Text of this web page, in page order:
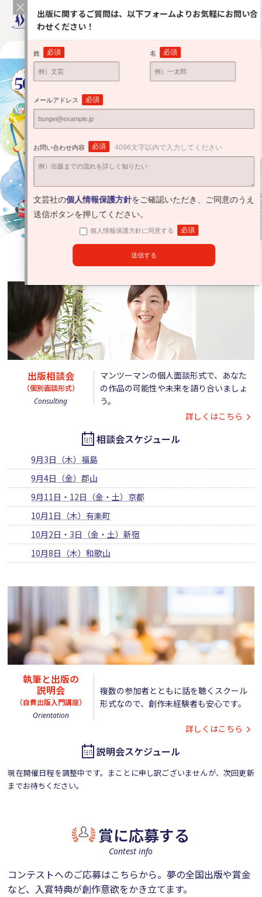
出版相談会
（個別面談形式）
Consulting
マンツーマンの個人面談形式で、あなた
の作品の可能性や未来を語り合いましょ
う。
詳しくはこちら
相談会スケジュール
9月3日（木）福島
9月4日（金）郡山
9月11日・12日（金・土）京都
10月1日（木）有楽町
10月2日・3日（金・土）新宿
10月8日（木）和歌山
執筆と出版の
説明会
（自費出版入門講座）
Orientation
複数の参加者とともに話を聴くスクール
形式なので、創作未経験者も安心です。
詳しくはこちら
説明会スケジュール
現在開催日程を調整中です。まことに申し訳ございませんが、次回更新
までお待ちください。
賞に応募する
Contest info
コンテストへのご応募はこちらから。夢の全国出版や賞金
など、入賞特典が創作意欲をかき立てます。
出版に関するご質問は、以下フォームよりお気軽にお問い合
わせください！
姓 必須 名 必須
メールアドレス 必須
お問い合わせ内容 必須 4096文字以内で入力してください
文芸社の個人情報保護方針をご確認いただき、ご同意のうえ
送信ボタンを押してください。
個人情報保護方針に同意する 必須